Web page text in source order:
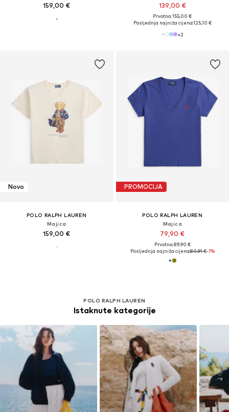
159,00 € 139,00 €
Prvotno: 155,00 €
Posljednja najniža cijena:125,10 €
+2
Novo
POLO RALPH LAUREN
Majica
159,00 €
PROMOCIJA
POLO RALPH LAUREN
Majica
79,90 €
Prvotno: 89,90 €
Posljednja najniža cijena:80,91 €-1%
POLO RALPH LAUREN
Istaknute kategorije